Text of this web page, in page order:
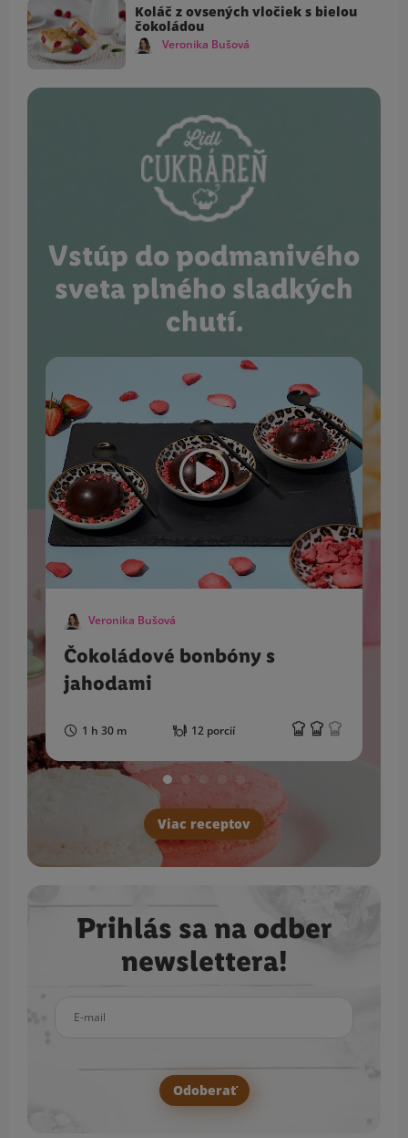
Koláč z ovsených vločiek s bielou
čokoládou
Veronika Bušová
Vstúp do podmanivého
sveta plného sladkých
chutí.
Veronika Bušová
Čokoládové bonbóny s
jahodami
1 h 30 m 12 porcií
Viac receptov
Prihlás sa na odber
newslettera!
Odoberať